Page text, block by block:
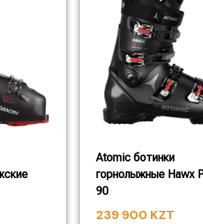
Atomic ботинки
горнолыжные Hawx
90
239 900 KZT